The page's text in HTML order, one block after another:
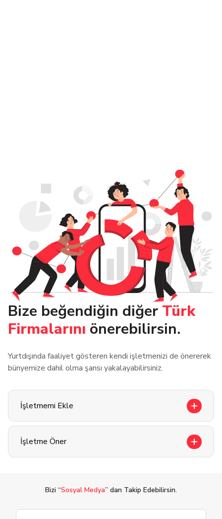
Bize beğendiğin diğer Türk
Firmalarını önerebilirsin.
Yurtdışında faaliyet gösteren kendi işletmenizi de önererek
bünyemize dahil olma şansı yakalayabilirsiniz.
İşletmemi Ekle
İşletme Öner
Bizi “Sosyal Medya” dan Takip Edebilirsin.